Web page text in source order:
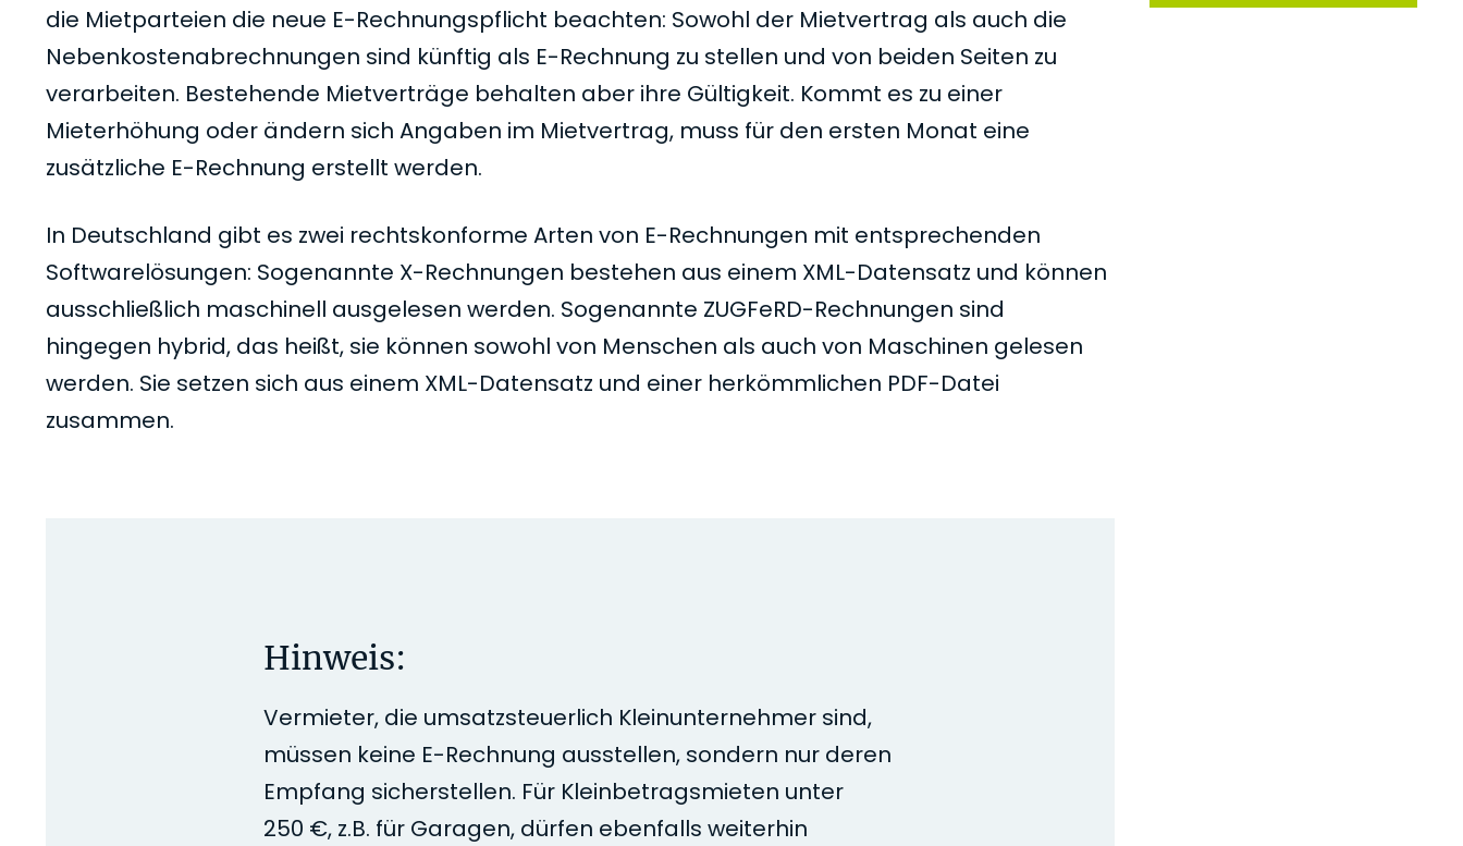
die Mietparteien die neue E-Rechnungspflicht beachten: Sowohl der Mietvertrag als auch die
Nebenkostenabrechnungen sind künftig als E-Rechnung zu stellen und von beiden Seiten zu
verarbeiten. Bestehende Mietverträge behalten aber ihre Gültigkeit. Kommt es zu einer
Mieterhöhung oder ändern sich Angaben im Mietvertrag, muss für den ersten Monat eine
zusätzliche E-Rechnung erstellt werden.
In Deutschland gibt es zwei rechtskonforme Arten von E-Rechnungen mit entsprechenden
Softwarelösungen: Sogenannte X-Rechnungen bestehen aus einem XML-Datensatz und können
ausschließlich maschinell ausgelesen werden. Sogenannte ZUGFeRD-Rechnungen sind
hingegen hybrid, das heißt, sie können sowohl von Menschen als auch von Maschinen gelesen
werden. Sie setzen sich aus einem XML-Datensatz und einer herkömmlichen PDF-Datei
zusammen.
Hinweis:
Vermieter, die umsatzsteuerlich Kleinunternehmer sind,
müssen keine E-Rechnung ausstellen, sondern nur deren
Empfang sicherstellen. Für Kleinbetragsmieten unter
250 €, z.B. für Garagen, dürfen ebenfalls weiterhin